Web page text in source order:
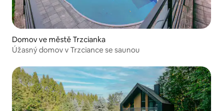
Domov ve městě Trzcianka
Úžasný domov v Trzciance se saunou